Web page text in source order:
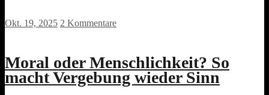
Okt. 19, 2025 2 Kommentare
Moral oder Menschlichkeit? So
macht Vergebung wieder Sinn